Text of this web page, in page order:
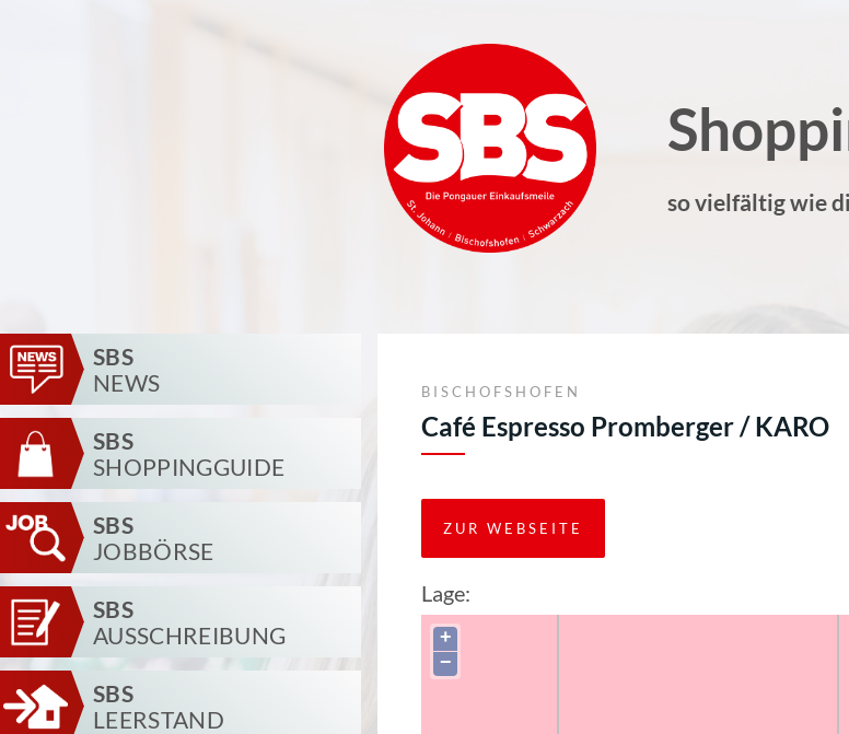
so vielfältig wie
SBS
NEWS
SBS
SHOPPINGGUIDE
SBS
JOBBÖRSE
SBS
AUSSCHREIBUNG
SBS
LEERSTAND
BISCHOFSHOFEN
Café Espresso Promberger / KARO
ZUR WEBSEITE
Lage:
+
−